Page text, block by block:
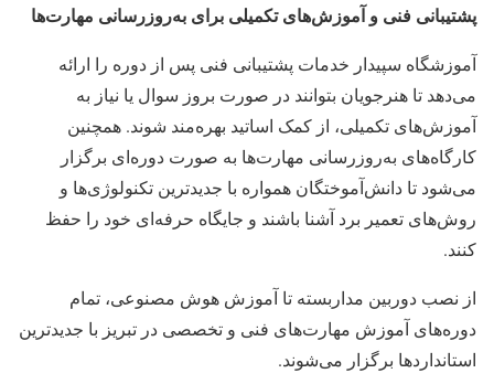
پشتیبانی فنی و آموزش‌های تکمیلی برای به‌روزرسانی مهارت‌ها
آموزشگاه سپیدار خدمات پشتیبانی فنی پس از دوره را ارائه
می‌دهد تا هنرجویان بتوانند در صورت بروز سوال یا نیاز به
آموزش‌های تکمیلی، از کمک اساتید بهره‌مند شوند. همچنین
کارگاه‌های به‌روزرسانی مهارت‌ها به صورت دوره‌ای برگزار
می‌شود تا دانش‌آموختگان همواره با جدیدترین تکنولوژی‌ها و
روش‌های تعمیر برد آشنا باشند و جایگاه حرفه‌ای خود را حفظ
کنند.
از نصب دوربین مداربسته تا آموزش هوش مصنوعی، تمام
دوره‌های آموزش مهارت‌های فنی و تخصصی در تبریز با جدیدترین
استانداردها برگزار می‌شوند.